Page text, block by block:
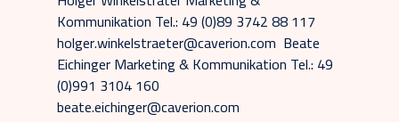
Kommunikation Tel.: 49 (0)89 3742 88 117
holger.winkelstraeter@caverion.com Beate
Eichinger Marketing & Kommunikation Tel.: 49
(0)991 3104 160
beate.eichinger@caverion.com